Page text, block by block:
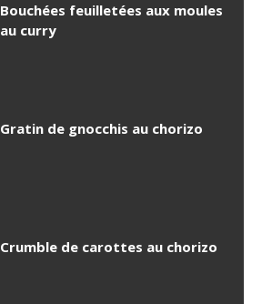
Bouchées feuilletées aux moules
au curry
Gratin de gnocchis au chorizo
Crumble de carottes au chorizo